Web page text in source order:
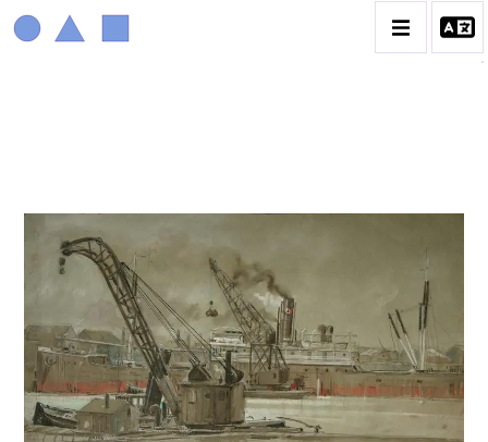
BIOGRAPHIE
CATALOGUE DES OEUVRES
CONTACT